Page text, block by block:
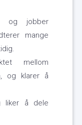
og jobber
mange
mellom
og klarer å
liker å dele